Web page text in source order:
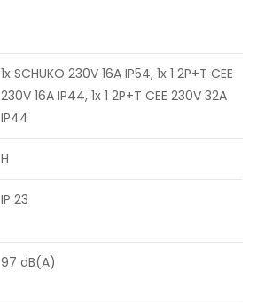
1x SCHUKO 230V 16A IP54, 1x 1 2P+T CEE
230V 16A IP44, 1x 1 2P+T CEE 230V 32A
IP44
H
IP 23
97 dB(A)